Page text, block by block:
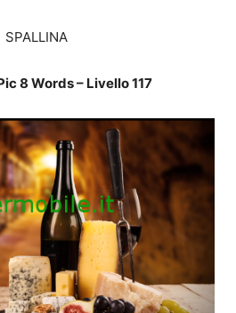
SPALLINA
8 Words – Livello 117